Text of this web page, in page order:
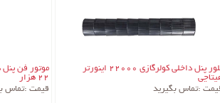
بلور پنل داخلی کولرگازی 22000 اینورتر
:تماس بگیرید
موتور فن پنل
22 هزار
قیمت :تماس